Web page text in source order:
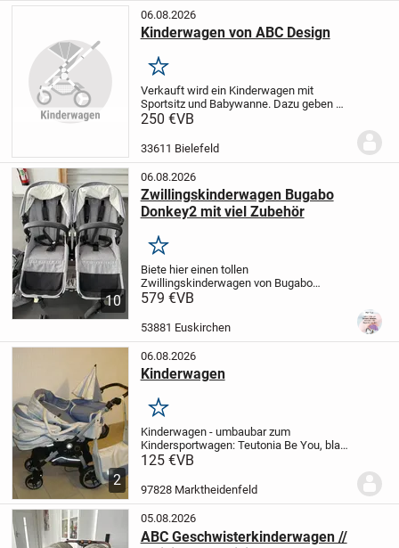
06.08.2026
Kinderwagen von ABC Design
Merken
Verkauft wird ein Kinderwagen mit
Sportsitz und Babywanne. Dazu geben wir
außerdem einen Regenschutz und
direkt zu befestigenden.
250 €VB
33611 Bielefeld
10
06.08.2026
Zwillingskinderwagen Bugabo
Donkey2 mit viel Zubehör
Merken
Biete hier einen tollen
Zwillingskinderwagen von Bugabo
Donkey 2 mit sehr viel Zubehör. Dazu
lässt sich sehr leicht fahren, einfach
579 €VB
53881 Euskirchen
2
06.08.2026
Kinderwagen
Merken
Kinderwagen - umbaubar zum
Kindersportwagen: Teutonia Be You, blau-
creme-gemustert, mit Maxi Cosi Adapter,
Regenschutz, Tragetasche, sehr gut
125 €VB
97828 Marktheidenfeld
05.08.2026
ABC Geschwisterkinderwagen //